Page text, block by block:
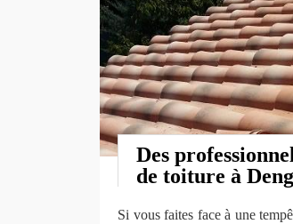
Des
de toiture à
Si vous faites face à une